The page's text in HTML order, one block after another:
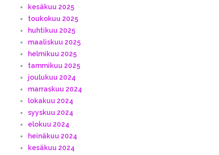
kesäkuu 2025
toukokuu 2025
huhtikuu 2025
maaliskuu 2025
helmikuu 2025
tammikuu 2025
joulukuu 2024
marraskuu 2024
lokakuu 2024
syyskuu 2024
elokuu 2024
heinäkuu 2024
kesäkuu 2024